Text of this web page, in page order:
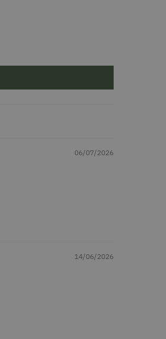
06/07/2026
14/06/2026